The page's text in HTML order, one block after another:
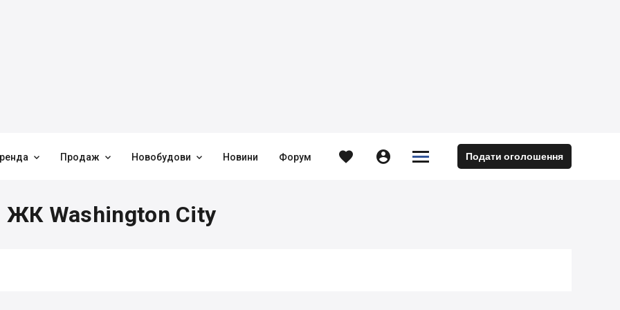
 Продаж  Новобудови  Новини Форум   

 Подати оголошення
ЖК Washington City